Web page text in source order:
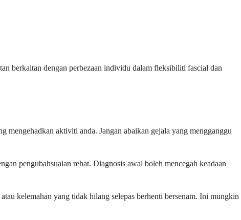
berkaitan dengan perbezaan individu dalam fleksibiliti fascial dan
mengehadkan aktiviti anda. Jangan abaikan gejala yang mengganggu
pengubahsuaian rehat. Diagnosis awal boleh mencegah keadaan
kelemahan yang tidak hilang selepas berhenti bersenam. Ini mungkin